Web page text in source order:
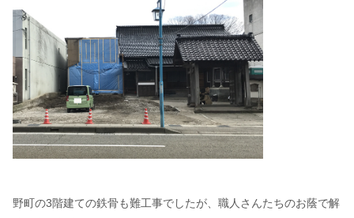
野町の3階建ての鉄骨も難工事でしたが、職人さんたちのお蔭で解